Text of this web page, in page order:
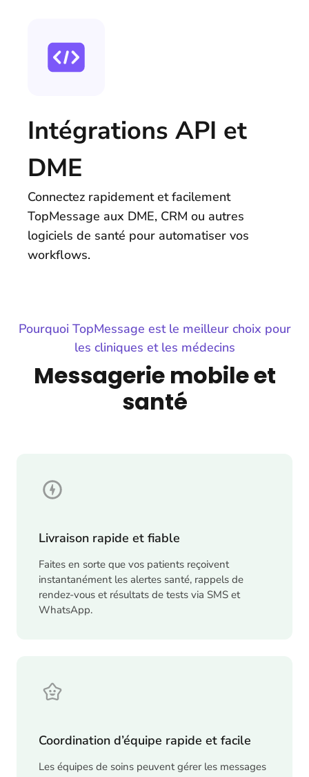
Intégrations API et
DME
Connectez rapidement et facilement
TopMessage aux DME, CRM ou autres
logiciels de santé pour automatiser vos
workflows.
Pourquoi TopMessage est le meilleur choix pour
les cliniques et les médecins
Messagerie mobile et
santé
Livraison rapide et fiable
Faites en sorte que vos patients reçoivent
instantanément les alertes santé, rappels de
rendez-vous et résultats de tests via SMS et
WhatsApp.
Coordination d’équipe rapide et facile
Les équipes de soins peuvent gérer les messages